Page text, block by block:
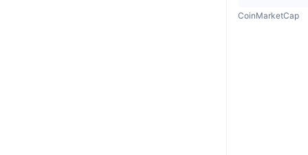
CoinMarketCap